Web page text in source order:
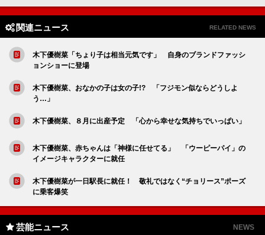
関連ニュース RELATED NEWS
木下優樹菜「ちょり子は相当元気です」 自身のブランドファッシ
ョンショーに登場
木下優樹菜、おなかの子は女の子!? 「フジモン似ならどうしよ
う…」
木下優樹菜、８月に出産予定 「心から幸せな気持ちでいっぱい」
木下優樹菜、赤ちゃんは「神様に任せてる」 「ウーピーパイ」の
イメージキャラクターに就任
木下優樹菜が一日駅長に就任！ 敬礼ではなく“チョリース”ポーズ
に乗客爆笑
芸能ニュース NEWS